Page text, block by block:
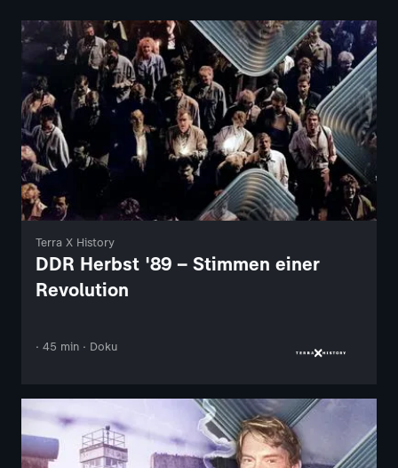
Terra X History
DDR Herbst '89 – Stimmen einer
Revolution
· 45 min · Doku